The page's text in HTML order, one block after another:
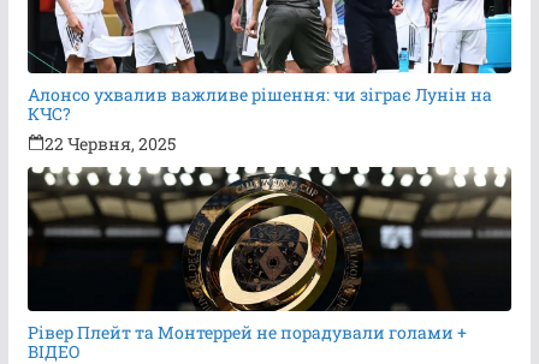
Алонсо ухвалив важливе рішення: чи зіграє Лунін на
КЧС?
22 Червня, 2025
Рівер Плейт та Монтеррей не порадували голами +
ВІДЕО